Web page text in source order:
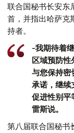
联合国秘书长安东
首，并指出哈萨克
持者。
-我期待着
区域预防
与您保持密
承诺，继续
促进性别平
雷斯说。
第八届联合国秘书